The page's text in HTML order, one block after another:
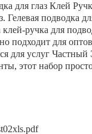
для глаз Клей
Гелевая подводка
клей-ручка для
подходит для
для услуг
этот набор